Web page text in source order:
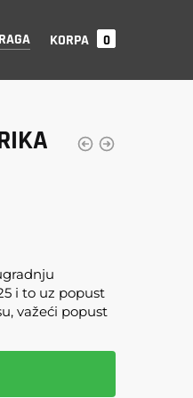
0
i to uz popust
važeći popust